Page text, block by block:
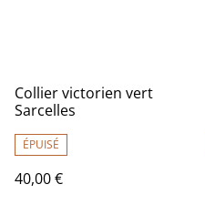
Collier victorien vert
Sarcelles
ÉPUISÉ
40,00 €